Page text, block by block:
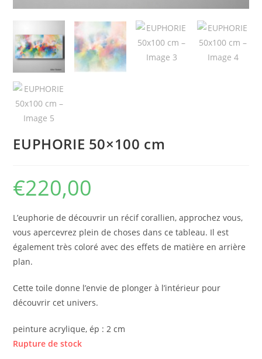
EUPHORIE 50×100 cm
€220,00
L’euphorie de découvrir un récif corallien, approchez vous,
vous apercevrez plein de choses dans ce tableau. Il est
également très coloré avec des effets de matière en arrière
plan.
Cette toile donne l’envie de plonger à l’intérieur pour
découvrir cet univers.
peinture acrylique, ép : 2 cm
Rupture de stock